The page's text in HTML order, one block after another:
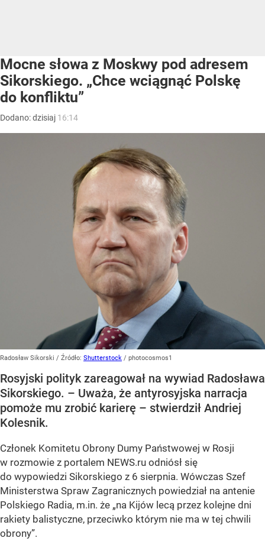
Mocne słowa z Moskwy pod adresem
Sikorskiego. „Chce wciągnąć Polskę
do konfliktu”
Dodano:dzisiaj 16:14
Radosław Sikorski / Źródło: Shutterstock / photocosmos1
Rosyjski polityk zareagował na wywiad Radosława
Sikorskiego. – Uważa, że antyrosyjska narracja
pomoże mu zrobić karierę – stwierdził Andriej
Kolesnik.
Członek Komitetu Obrony Dumy Państwowej w Rosji
w rozmowie z portalem NEWS.ru odniósł się
do wypowiedzi Sikorskiego z 6 sierpnia. Wówczas Szef
Ministerstwa Spraw Zagranicznych powiedział na antenie
Polskiego Radia, m.in. że „na Kijów lecą przez kolejne dni
rakiety balistyczne, przeciwko którym nie ma w tej chwili
obrony”.